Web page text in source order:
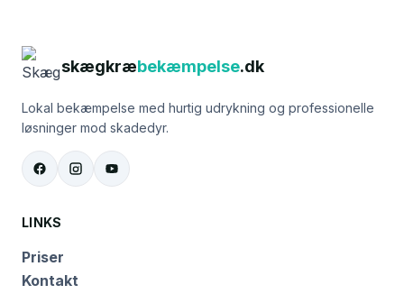
skægkræbekæmpelse.dk
Lokal bekæmpelse med hurtig udrykning og professionelle
løsninger mod skadedyr.
LINKS
Priser
Kontakt